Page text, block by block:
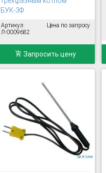
БУК-3Ф
Артикул:
Л-0009682
Цена по запросу
Запросить цену